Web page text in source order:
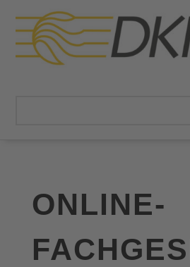
ONLINE-